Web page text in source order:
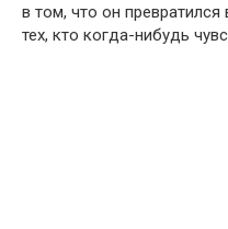
в том, что он
тех, кто когда-нибудь